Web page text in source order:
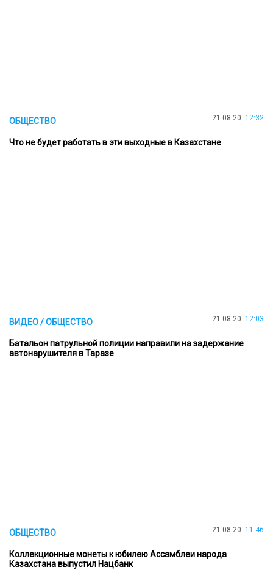
ОБЩЕСТВО 21.08.20 12:32
Что не будет работать в эти выходные в Казахстане
ВИДЕО / ОБЩЕСТВО 21.08.20 12:03
Батальон патрульной полиции направили на задержание
автонарушителя в Таразе
ОБЩЕСТВО 21.08.20 11:46
Коллекционные монеты к юбилею Ассамблеи народа
Казахстана выпустил Нацбанк